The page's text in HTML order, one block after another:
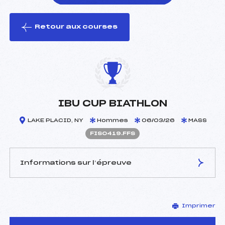
le ski
Retour aux courses
IBU CUP BIATHLON
LAKE PLACID, NY Hommes 06/03/26 MASS
FIS0419.FFS
Informations sur l’épreuve
–
D.T Adjoint :
–
Imprimer